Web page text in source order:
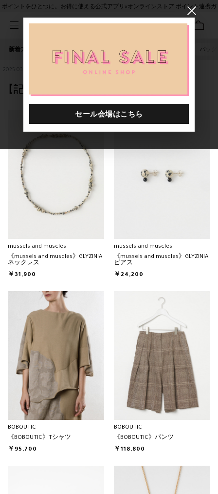
ポイントをひとつに。お得に使える公式アプリ×オンラインストア ポイント連携ガ
新着アイテム 人気ワード セール 40th限定 バッグ
2025.03.17
【記憶】BOBOUTIC #48 IDEOGRAPHY
mussels and muscles
《mussels and muscles》GLYZINIA
ネックレス
￥31,900
mussels and muscles
《mussels and muscles》GLYZINIA
ピアス
￥24,200
BOBOUTIC
《BOBOUTIC》Tシャツ
￥95,700
BOBOUTIC
《BOBOUTIC》パンツ
￥118,800